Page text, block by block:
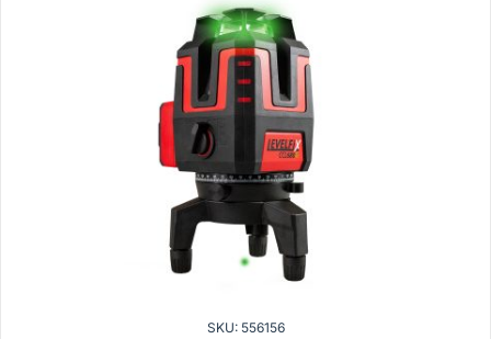
SKU: 556156